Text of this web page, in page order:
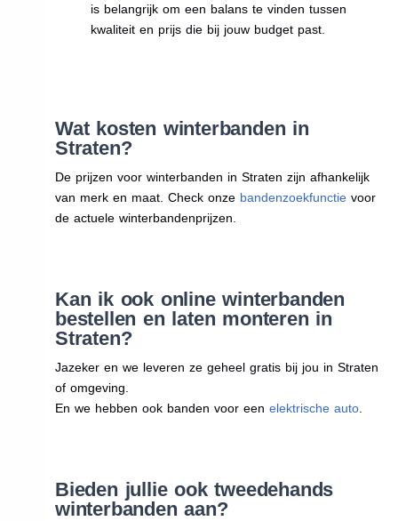
is belangrijk om een balans te vinden tussen
kwaliteit en prijs die bij jouw budget past.
Wat kosten winterbanden in
Straten?
De prijzen voor winterbanden in Straten zijn afhankelijk
van merk en maat. Check onze bandenzoekfunctievoor
de actuele winterbandenprijzen.
Kan ik ook online winterbanden
bestellen en laten monteren in
Straten?
Jazeker en we leveren ze geheel gratis bij jou in Straten
of omgeving.
En we hebben ook banden voor een elektrische auto.
Bieden jullie ook tweedehands
winterbanden aan?